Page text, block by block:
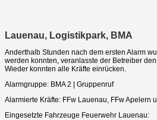
Lauenau, Logistikpark, BMA
Anderthalb Stunden nach dem ersten Alarm
werden konnten, veranlasste der Betreiber
Wieder konnten alle Kräfte einrücken.
Alarmgruppe: BMA 2 | Gruppenruf
Alarmierte Kräfte: FFw Lauenau, FFw Apelern
Eingesetzte Fahrzeuge Feuerwehr Lauenau: